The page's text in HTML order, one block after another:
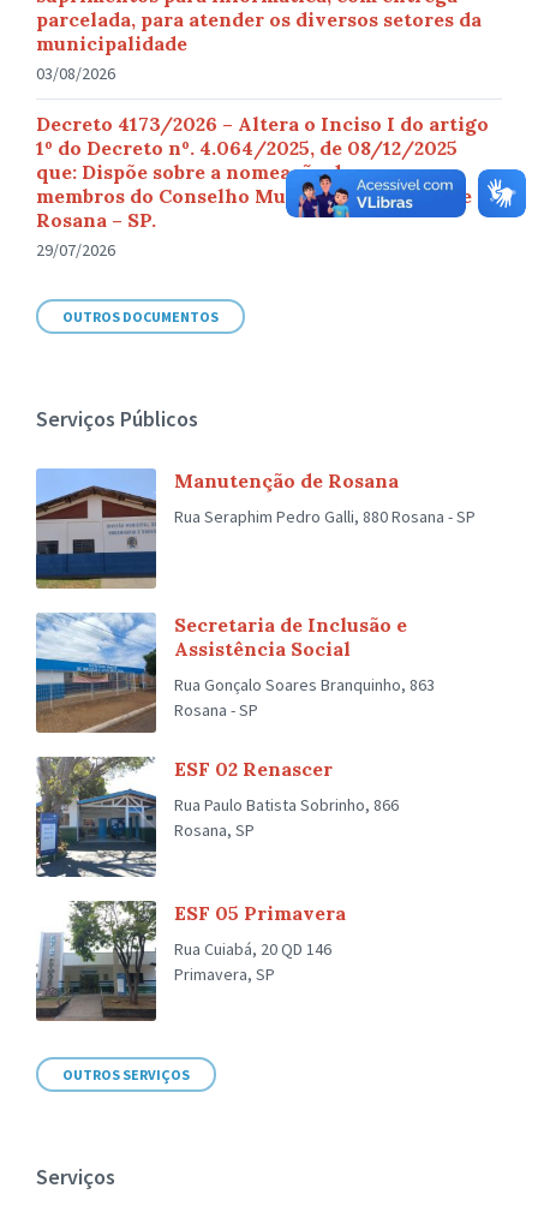
parcelada, para atender os diversos setores da
municipalidade
03/08/2026
Decreto 4173/2026 – Altera o Inciso I do artigo
1º do Decreto nº. 4.064/2025, de 08/12/2025
que: Dispõe sobre a nomeação dos novos
membros do Conselho Municipal de Saúde de
Rosana – SP.
29/07/2026
OUTROS DOCUMENTOS
Serviços Públicos
Manutenção de Rosana
Rua Seraphim Pedro Galli, 880 Rosana - SP
Secretaria de Inclusão e
Assistência Social
Rua Gonçalo Soares Branquinho, 863
Rosana - SP
ESF 02 Renascer
Rua Paulo Batista Sobrinho, 866
Rosana, SP
ESF 05 Primavera
Rua Cuiabá, 20 QD 146
Primavera, SP
OUTROS SERVIÇOS
Serviços